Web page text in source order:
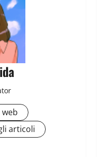
articoli